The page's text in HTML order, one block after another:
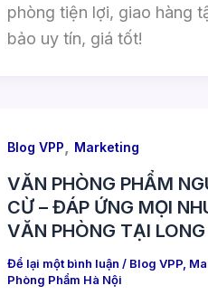
phòng tiện lợi, giao hàng
bảo uy tín, giá tốt!
Blog VPP Marketing
VĂN PHÒNG PHẨM
CỪ – ĐÁP ỨNG MỌI
VĂN PHÒNG TẠI LONG
Để lại một bình luận / Blog VPP,
Phòng Phẩm Hà Nội